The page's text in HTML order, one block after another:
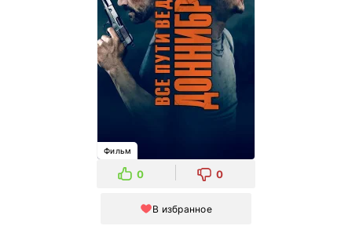
Фильм
0 0
В избранное